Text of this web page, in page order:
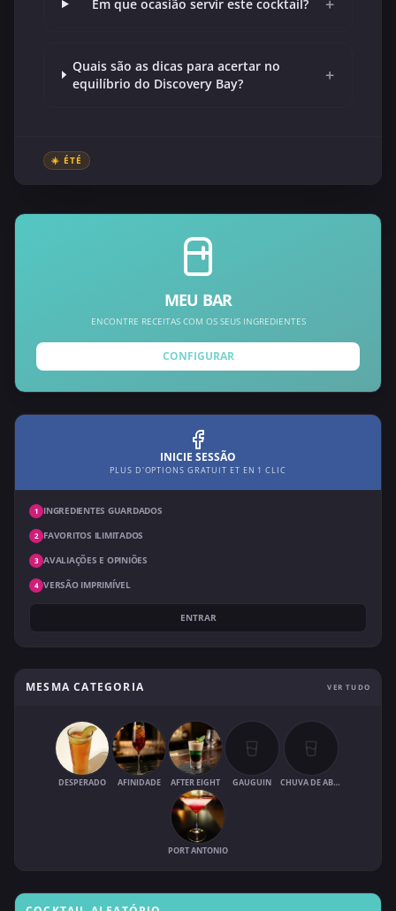
Em que ocasião servir este cocktail?
Quais são as dicas para acertar no
equilíbrio do Discovery Bay?
+
☀️ ÉTÉ
MEU BAR
ENCONTRE RECEITAS COM OS SEUS INGREDIENTES
CONFIGURAR
INICIE SESSÃO
PLUS D'OPTIONS GRATUIT ET EN 1 CLIC
1 INGREDIENTES GUARDADOS
2 FAVORITOS ILIMITADOS
3 AVALIAÇÕES E OPINIÕES
4 VERSÃO IMPRIMÍVEL
ENTRAR
MESMA CATEGORIA VER TUDO
DESPERADO AFINIDADE AFTER EIGHT GAUGUIN CHUVA DE ABRIL
PORT ANTONIO